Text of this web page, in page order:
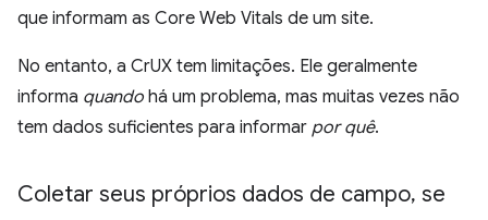
que informam as Core Web Vitals de um site.
No entanto, a CrUX tem limitações. Ele geralmente
informa quando há um problema, mas muitas vezes não
tem dados suficientes para informar por quê.
Coletar seus próprios dados de campo, se